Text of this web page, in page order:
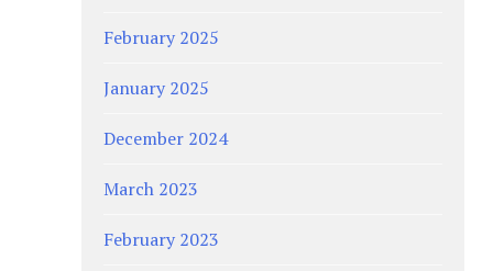
February 2025
January 2025
December 2024
March 2023
February 2023